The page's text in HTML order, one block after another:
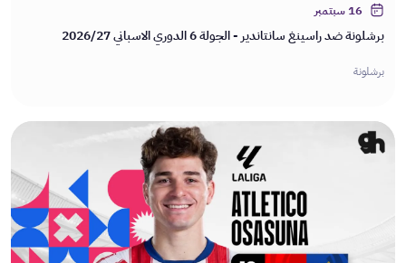
16 سبتمبر
برشلونة ضد راسينغ سانتاندير - الجولة 6 الدوري الاسباني 2026/27
برشلونة